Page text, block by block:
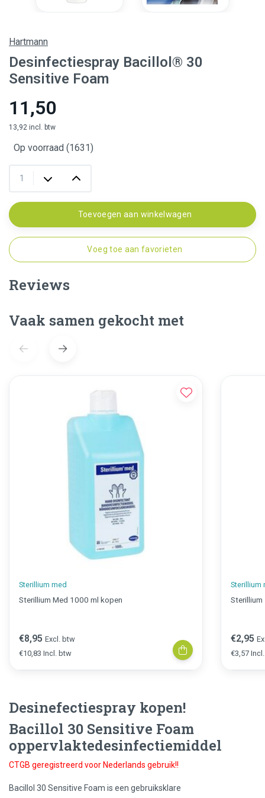
Hartmann
Desinfectiespray Bacillol® 30
Sensitive Foam
11,50
13,92 incl. btw
Op voorraad (1631)
Toevoegen aan winkelwagen
Voeg toe aan favorieten
Reviews
Vaak samen gekocht met
Sterillium med
Sterillium Med 1000 ml kopen
€8,95 Excl. btw
€10,83 Incl. btw
Sterillium
€2,95
€3,57
Desinefectiespray kopen!
Bacillol 30 Sensitive Foam
oppervlaktedesinfectiemiddel
CTGB geregistreerd voor Nederlands gebruik!!
Bacillol 30 Sensitive Foam is een gebruiksklare